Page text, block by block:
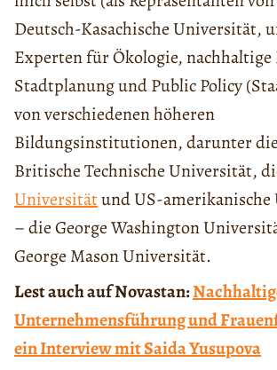
Deutsch-Kasachische Universität,
Experten für Ökologie,
Stadtplanung und Public Policy
von verschiedenen höheren
Bildungsinstitutionen, darunter
Britische Technische Universität,
Universitätund US-
– die George Washington
George Mason Universität.
Lest auch auf Novastan:
Unternehmensführung und
ein Interview mit Saida Yusupova